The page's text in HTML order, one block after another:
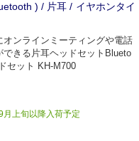
) / 片耳 / イヤホンタイ
ンラインミーティングや電話
きる片耳ヘッドセットBlueto
セット KH-M700
上旬以降入荷予定